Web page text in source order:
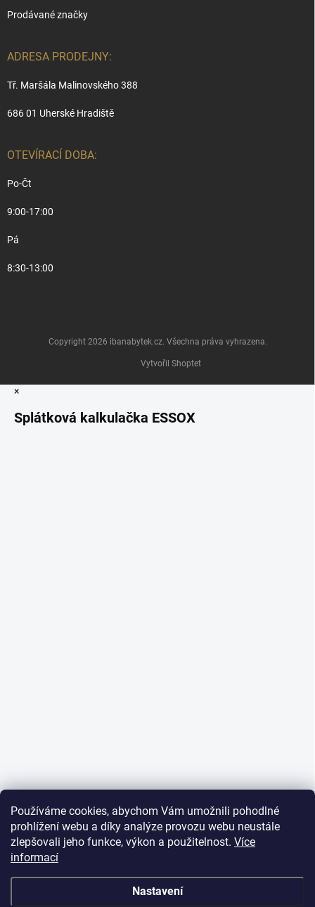
Používáme cookies, abychom Vám umožnili pohodlné
prohlížení webu a díky analýze provozu webu neustále
zlepšovali jeho funkce, výkon a použitelnost. Více
informací
Nastavení
Prodávané značky
ADRESA PRODEJNY:
Tř. Maršála Malinovského 388
686 01 Uherské Hradiště
OTEVÍRACÍ DOBA:
Po-Čt
9:00-17:00
Pá
8:30-13:00
Vytvořil Shoptet
Copyright 2026 ibanabytek.cz. Všechna práva vyhrazena.
×
Splátková kalkulačka ESSOX